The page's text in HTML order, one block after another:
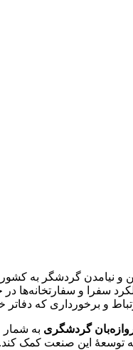
و نيامدن گردشگر به
سفرا و
و برخورداری كه
گردشگری به
توسعۀ این صنعت کمک کند.